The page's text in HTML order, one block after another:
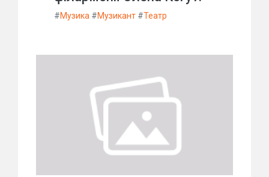
#Музика #Музикант #Театр